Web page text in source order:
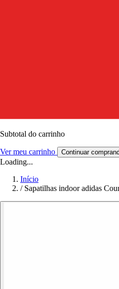
Subtotal do carrinho
Ver meu carrinho Continuar
Loading...
Início
/ Sapatilhas indoor adidas